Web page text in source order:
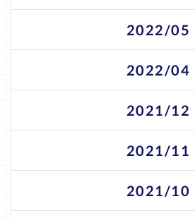
2022/05
2022/04
2021/12
2021/11
2021/10